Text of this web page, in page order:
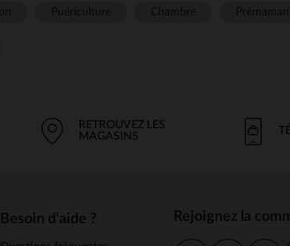
RETROUVEZ LES
MAGASINS
Besoin d'aide ? Rejoignez la